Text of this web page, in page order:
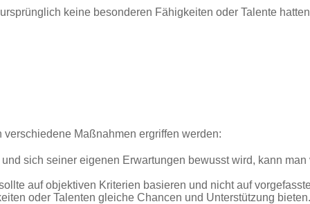
keine besonderen Fähigkeiten oder Talente
Maßnahmen ergriffen werden:
sich seiner eigenen Erwartungen bewusst wird, kann
auf objektiven Kriterien basieren und nicht auf
oder Talenten gleiche Chancen und Unterstützung bieten.